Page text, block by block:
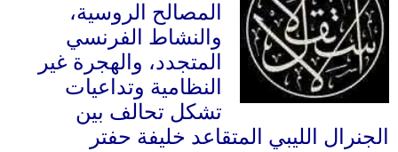
المصالح الروسية،
والنشاط الفرنسي
المتجدد، والهجرة غير
النظامية وتداعيات
تشكل تحالف بين
الجنرال الليبي المتقاعد خليفة حفتر